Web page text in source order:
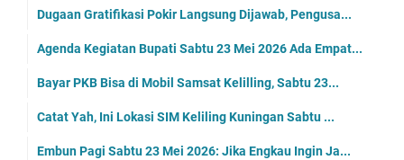
Dugaan Gratifikasi Pokir Langsung Dijawab, Pengusa...
Agenda Kegiatan Bupati Sabtu 23 Mei 2026 Ada Empat...
Bayar PKB Bisa di Mobil Samsat Kelilling, Sabtu 23...
Catat Yah, Ini Lokasi SIM Keliling Kuningan Sabtu ...
Embun Pagi Sabtu 23 Mei 2026: Jika Engkau Ingin Ja...